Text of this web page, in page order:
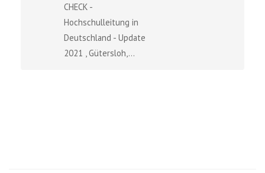
CHECK -
Hochschulleitung in
Deutschland - Update
2021 , Gütersloh,...